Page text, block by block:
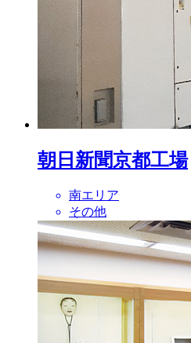
朝日新聞京都工場
南エリア
その他